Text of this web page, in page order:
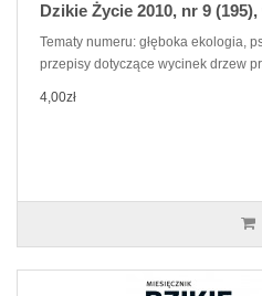
Dzikie Życie 2010, nr 9
Tematy numeru: głęboka ekologia,
przepisy dotyczące wycinek drzew
4,00zł